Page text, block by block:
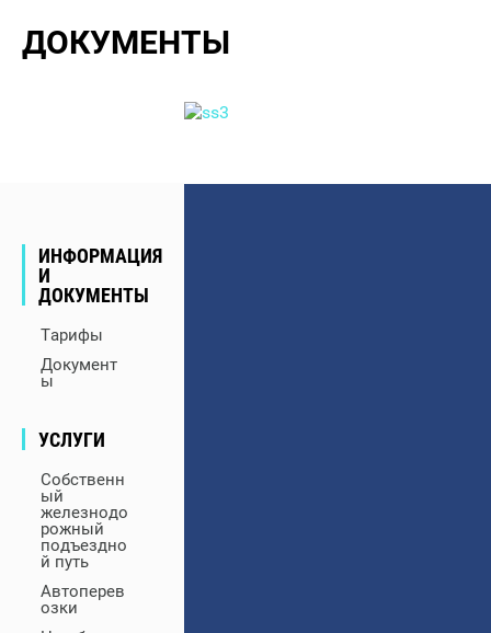
ДОКУМЕНТЫ
ИНФОРМАЦИЯ
И
ДОКУМЕНТЫ
Тарифы
Документ
ы
УСЛУГИ
Собственн
ый
железнодо
рожный
подъездно
й путь
Автоперев
озки